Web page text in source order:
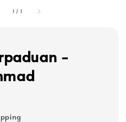
1 / 1
-